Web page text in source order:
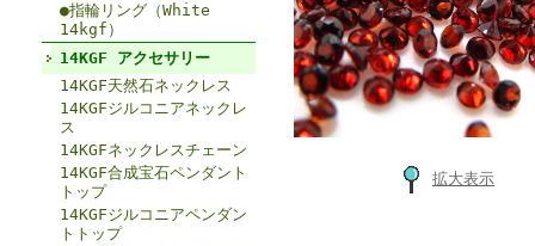
●指輪リング（White
14kgf）
14KGF アクセサリー
14KGF天然石ネックレス
14KGFジルコニアネックレ
ス
14KGFネックレスチェーン
14KGF合成宝石ペンダント
トップ
14KGFジルコニアペンダン
トトップ
拡大表示